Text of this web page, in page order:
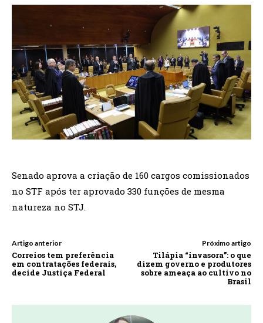
Senado aprova a criação de 160 cargos comissionados
no STF após ter aprovado 330 funções de mesma
natureza no STJ.
Artigo anterior
Correios tem preferência
em contratações federais,
decide Justiça Federal
Próximo artigo
Tilápia “invasora”: o que
dizem governo e produtores
sobre ameaça ao cultivo no
Brasil